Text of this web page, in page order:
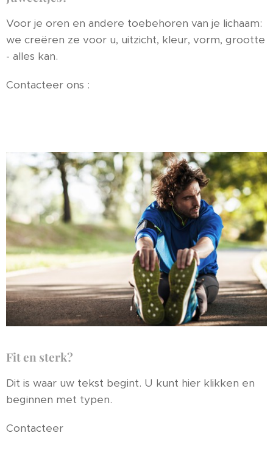
Voor je oren en andere toebehoren van je lichaam:
we creëren ze voor u, uitzicht, kleur, vorm, grootte
- alles kan.
Contacteer ons :
Fit en sterk?
Dit is waar uw tekst begint. U kunt hier klikken en
beginnen met typen.
Contacteer